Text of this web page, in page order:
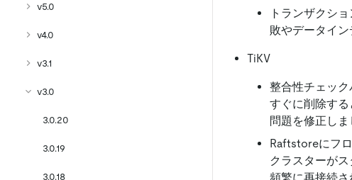
v5.0
v4.0
v3.1
v3.0
3.0.20
3.0.19
3.0.18
トランザクシ
敗やデータイ
TiKV
整合性チェッ
すぐに削除す
問題を修正しま
Raftstoreにフ
クラスターが